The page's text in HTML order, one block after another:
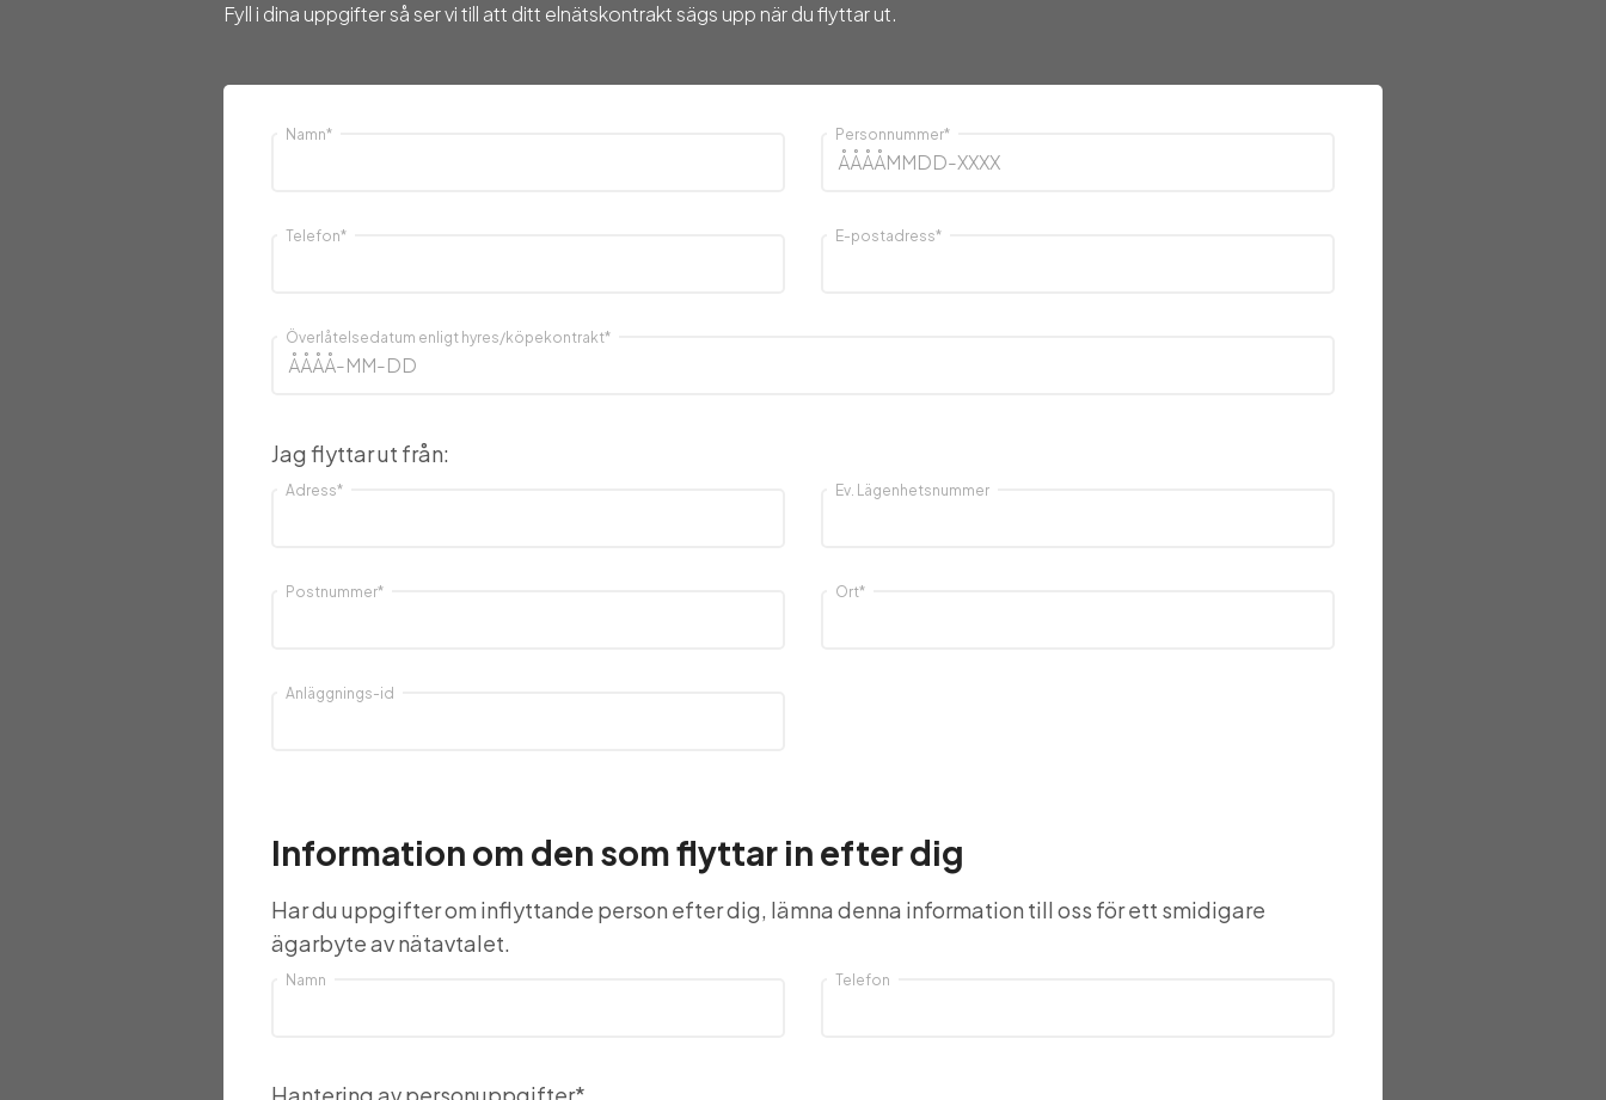
Fyll i dina uppgifter så ser vi till att ditt elnätskontrakt sägs upp när du flyttar ut.
Namn* Personnummer*
Telefon* E-postadress*
Överlåtelsedatum enligt hyres/köpekontrakt*
Jag flyttar ut från:
Adress* Ev. Lägenhetsnummer
Postnummer* Ort*
Anläggnings-id
Information om den som flyttar in efter dig
Har du uppgifter om inflyttande person efter dig, lämna denna information till oss för ett smidigare
ägarbyte av nätavtalet.
Namn Telefon